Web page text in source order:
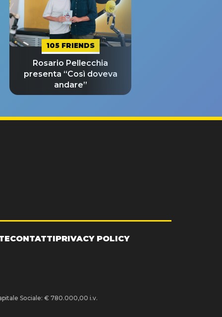
105 FRIENDS
Rosario Pellecchia
presenta “Così doveva
andare”
CONTATTIPRIVACY POLICY
Sociale: € 780.000,00 i.v.